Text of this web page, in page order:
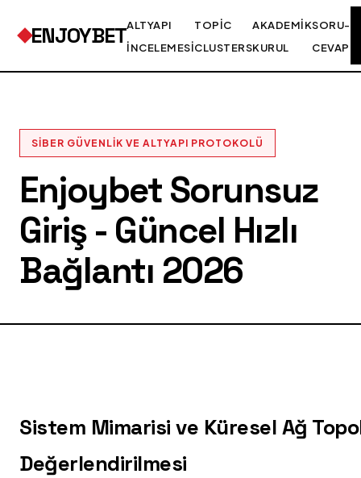
ENJOYBETALTYAPI
İNCELEMESI
TOPIC
CLUSTERS
AKADEMIK
KURUL
SORU-
CEVAP
SIBER GÜVENLIK VE ALTYAPI PROTOKOLÜ
Enjoybet Sorunsuz
Giriş - Güncel Hızlı
Bağlantı 2026
Sistem Mimarisi ve Küresel Ağ
Değerlendirilmesi